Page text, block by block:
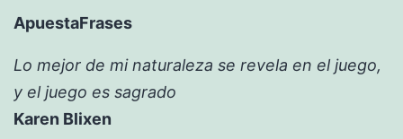
ApuestaFrases
Lo mejor de mi naturaleza se revela en el juego,
y el juego es sagrado
Karen Blixen